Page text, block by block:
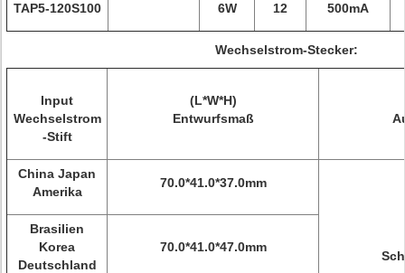
TAP5-120S100 6W 12 500mA
Wechselstrom-Stecker:
Input
Wechselstrom
-Stift
(L*W*H)
Entwurfsmaß
China Japan
Amerika
70.0*41.0*37.0mm
Brasilien
Korea
Deutschland
70.0*41.0*47.0mm